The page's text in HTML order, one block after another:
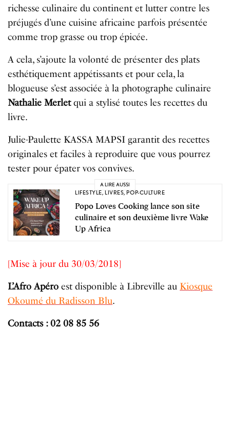
richesse culinaire du continent et lutter contre les
préjugés d’une cuisine africaine parfois présentée
comme trop grasse ou trop épicée.
A cela, s’ajoute la volonté de présenter des plats
esthétiquement appétissants et pour cela, la
blogueuse s’est associée à la photographe culinaire
Nathalie Merletqui a stylisé toutes les recettes du
livre.
Julie-Paulette KASSA MAPSI garantit des recettes
originales et faciles à reproduire que vous pourrez
tester pour épater vos convives.
A LIRE AUSSI
LIFESTYLE, LIVRES, POP-CULTURE
Popo Loves Cooking lance son site
culinaire et son deuxième livre Wake
Up Africa
[Mise à jour du 30/03/2018]
L’Afro Apéroest disponible à Libreville au Kiosque
Okoumé du Radisson Blu.
Contacts : 02 08 85 56